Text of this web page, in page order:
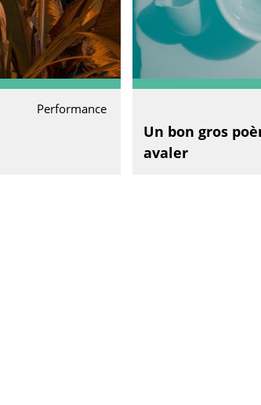
Performance
Un bon gros
avaler